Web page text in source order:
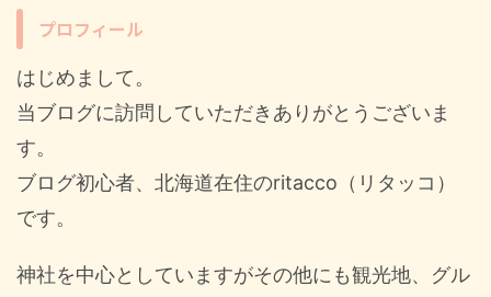
プロフィール
はじめまして。
当ブログに訪問していただきありがとうございま
す。
ブログ初心者、北海道在住のritacco（リタッコ）
です。
神社を中心としていますがその他にも観光地、グル